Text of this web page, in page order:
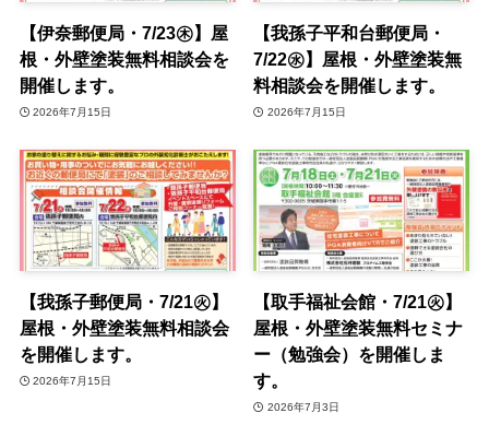
【伊奈郵便局・7/23㊍】屋
根・外壁塗装無料相談会を
開催します。
2026年7月15日
【我孫子平和台郵便局・
7/22㊌】屋根・外壁塗装無
料相談会を開催します。
2026年7月15日
【我孫子郵便局・7/21㊋】
屋根・外壁塗装無料相談会
を開催します。
2026年7月15日
【取手福祉会館・7/21㊋】
屋根・外壁塗装無料セミナ
ー（勉強会）を開催しま
す。
2026年7月3日